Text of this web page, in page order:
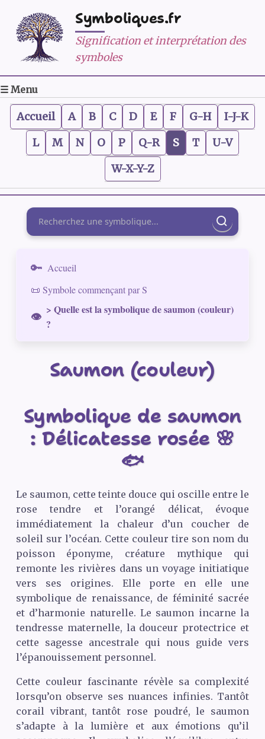
Symboliques.fr
Signification et interprétation des
symboles
☰ Menu
Accueil A B C D E F G-H
I-J-K
L
M N O P Q-R S T
U-V
W-X-Y-Z
Rechercher
Accueil
📜 Symbole commençant par S
> Quelle est la symbolique de saumon (couleur)
?
Saumon (couleur)
Symbolique de saumon
: Délicatesse rosée 🌸
🐟
Le saumon, cette teinte douce qui oscille entre le
rose tendre et l’orangé délicat, évoque
immédiatement la chaleur d’un coucher de
soleil sur l’océan. Cette couleur tire son nom du
poisson éponyme, créature mythique qui
remonte les rivières dans un voyage initiatique
vers ses origines. Elle porte en elle une
symbolique de renaissance, de féminité sacrée
et d’harmonie naturelle. Le saumon incarne la
tendresse maternelle, la douceur protectrice et
cette sagesse ancestrale qui nous guide vers
l’épanouissement personnel.
Cette couleur fascinante révèle sa complexité
lorsqu’on observe ses nuances infinies. Tantôt
corail vibrant, tantôt rose poudré, le saumon
s’adapte à la lumière et aux émotions qu’il